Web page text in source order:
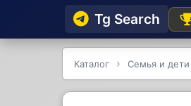
Tg Searсh
Каталог Семья и дети